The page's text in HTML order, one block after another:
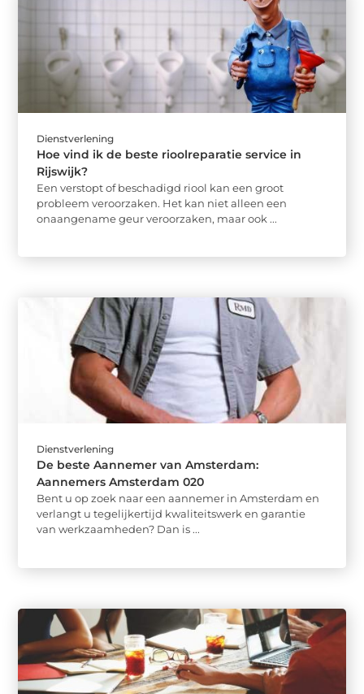
Dienstverlening
Hoe vind ik de beste rioolreparatie service in
Rijswijk?
Een verstopt of beschadigd riool kan een groot
probleem veroorzaken. Het kan niet alleen een
onaangename geur veroorzaken, maar ook ...
Dienstverlening
De beste Aannemer van Amsterdam:
Aannemers Amsterdam 020
Bent u op zoek naar een aannemer in Amsterdam en
verlangt u tegelijkertijd kwaliteitswerk en garantie
van werkzaamheden? Dan is ...